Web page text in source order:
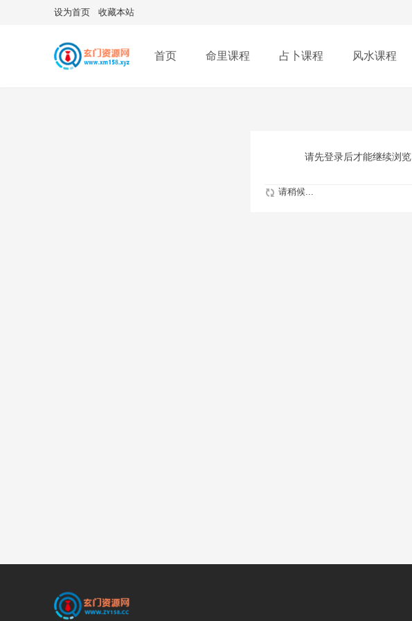
设为首页 收藏本站
首页 命里课程 占卜课程 风水课程
请先登录后才能继续浏览
请稍候...